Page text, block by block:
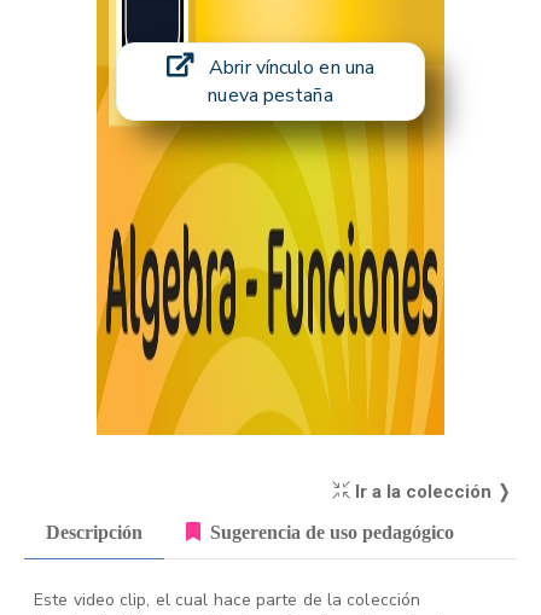
Abrir vínculo en una
nueva pestaña
Ir a la colección ❭
Descripción Sugerencia de uso pedagógico
Este video clip, el cual hace parte de la colección